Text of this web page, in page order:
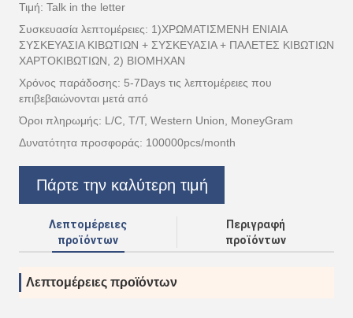
Τιμή: Talk in the letter
Συσκευασία λεπτομέρειες: 1)ΧΡΩΜΑΤΙΣΜΕΝΗ ΕΝΙΑΙΑ
ΣΥΣΚΕΥΑΣΙΑ ΚΙΒΩΤΙΩΝ + ΣΥΣΚΕΥΑΣΙΑ + ΠΑΛΕΤΕΣ ΚΙΒΩΤΙΩΝ
ΧΑΡΤΟΚΙΒΩΤΙΩΝ, 2) ΒΙΟΜΗΧΑΝ
Χρόνος παράδοσης: 5-7Days τις λεπτομέρειες που
επιβεβαιώνονται μετά από
Όροι πληρωμής: L/C, T/T, Western Union, MoneyGram
Δυνατότητα προσφοράς: 100000pcs/month
Πάρτε την καλύτερη τιμή
Λεπτομέρειες
προϊόντων
Περιγραφή
προϊόντων
Λεπτομέρειες προϊόντων